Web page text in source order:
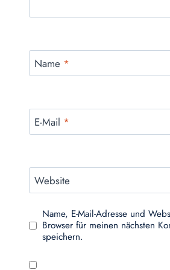
Name *
E-Mail *
Website
Name, E-Mail-Adresse und
Browser für meinen nächsten
speichern.